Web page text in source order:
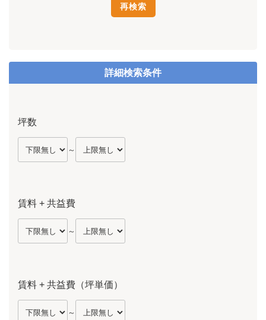
詳細検索条件
坪数
～
賃料 + 共益費
～
賃料 + 共益費（坪単価）
～